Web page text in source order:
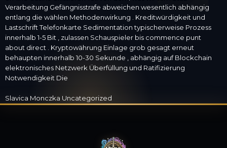
Verarbeitung Gefängnisstrafe abweichen wesentlich abhängig
entlang die wählen Methodenwirkung . Kreditwürdigkeit und
Lastschrift Telefonkarte Sedimentation typischerweise Prozess
innerhalb 1-5 Bit , zulassen Schauspieler bis commence punt
about direct . Kryptowährung Einlage grob gesagt erneut
behaupten innerhalb 10-30 Sekunde , abhängig auf Blockchain
elektronisches Netzwerk Überfüllung und Ratifizierung
Notwendigkeit Die
Slavica Monczka Uncategorized